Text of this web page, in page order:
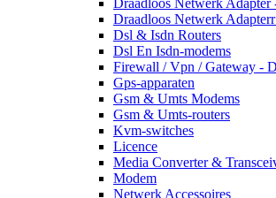
Draadloos Netwerk
Dsl & Isdn Routers
Dsl En Isdn-modems
Firewall / Vpn / Gateway -
Gps-apparaten
Gsm & Umts Modems
Gsm & Umts-routers
Kvm-switches
Licence
Media Converter &
Modem
Netwerk Accessoires